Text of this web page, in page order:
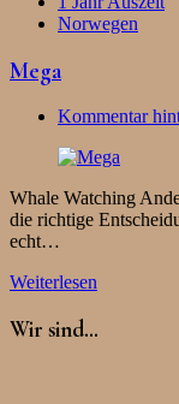
Norwegen
Mega
Kommentar
Whale Watching
die richtige
echt…
Weiterlesen
Wir sind…